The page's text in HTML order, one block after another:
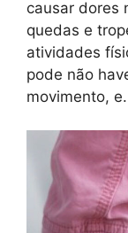
causar dores
quedas e
atividades
pode não
movimento, e.